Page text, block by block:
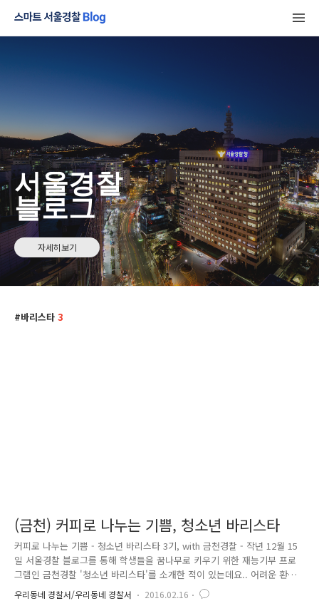
서울경찰
블로그
자세히보기
바리스타 3
(금천) 커피로 나누는 기쁨, 청소년 바리스타
커피로 나누는 기쁨 - 청소년 바리스타 3기, with 금천경찰 - 작년 12월 15
일 서울경찰 블로그를 통해 학생들을 꿈나무로 키우기 위한 재능기부 프로
그램인 금천경찰 '청소년 바리스타'를 소개한 적이 있는데요.. 어려운 환경
속에서 방황하는 청소년들이 커피로 흥미를 얻고, 나아가 장래 직업과도
연계해 현실적인 도움을 얻을 수 있는 '청소년 바리스타~!!' 나누는 마음이
우리동네 경찰서/우리동네 경찰서 2016.02.16